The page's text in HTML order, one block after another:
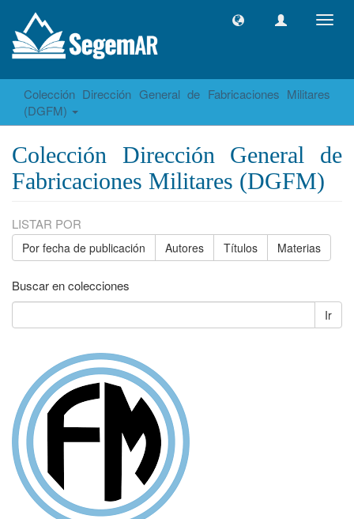
Colección Dirección General de Fabricaciones Militares
(DGFM)
Colección Dirección General de
Fabricaciones Militares (DGFM)
LISTAR POR
Por fecha de publicación Autores Títulos Materias
Buscar en colecciones
Ir